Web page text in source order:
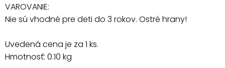
VAROVANIE:
Nie sú vhodné pre deti do 3 rokov. Ostré hrany!
Uvedená cena je za 1 ks.
Hmotnosť: 0.10 kg